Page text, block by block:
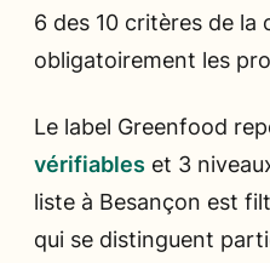
6 des 10 critères de la
obligatoirement les
Le label Greenfood
vérifiables et 3
liste à Besançon est
qui se distinguent